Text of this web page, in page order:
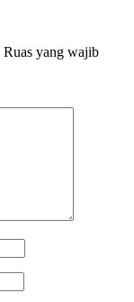
Ruas yang wajib